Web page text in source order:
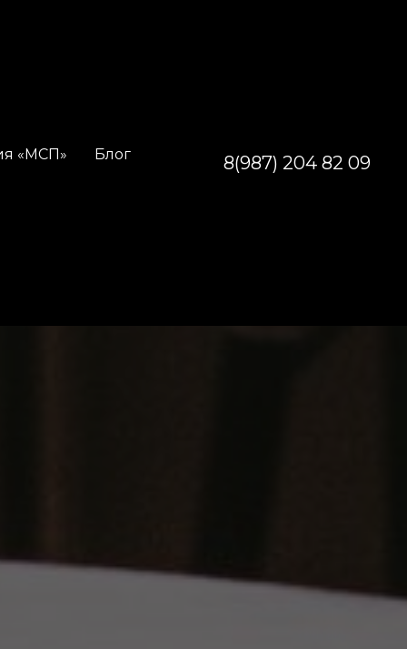
«МСП» Блог 8(987) 204 82 09